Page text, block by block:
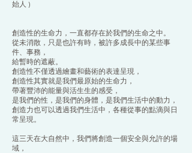
始人 )
創造性的生命力，一直都存在於我們的生命之中。
從未消散，只是也許有時，被許多成長中的某些事
件、事務，
給暫時的遮蔽。
創造性不僅透過繪畫和藝術的表達呈現，
創造性其實就是我們最原始的生命力，
帶著豐沛的能量與活生生的感受，
是我們的性，是我們的身體，是我們生活中的動力，
創造力也可以透過我們生活中，各種從事的點滴與日
常呈現。
這三天在大自然中，我們將創造一個安全與允許的場
域，